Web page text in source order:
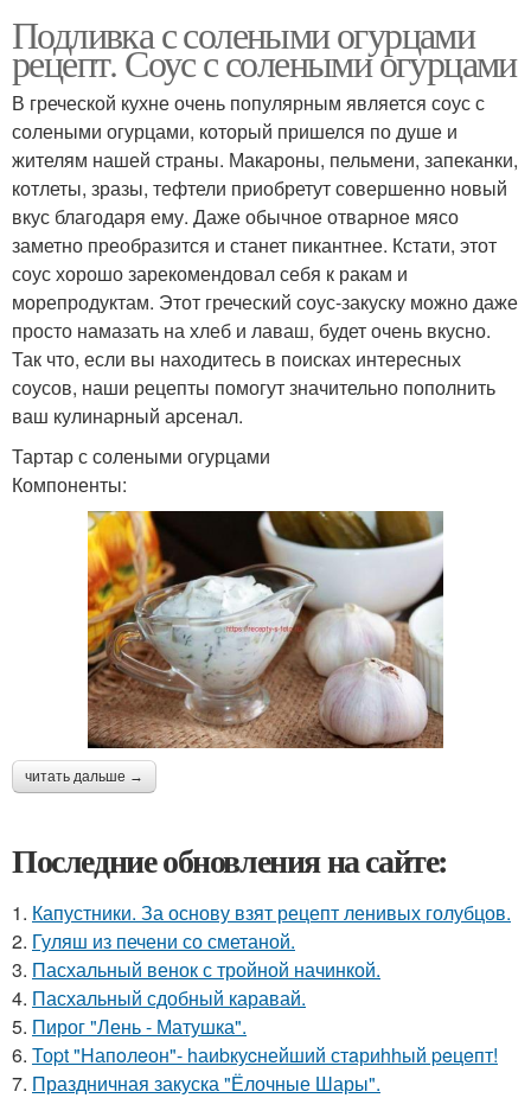
Подливка с солеными огурцами
рецепт. Соус с солеными огурцами
В греческой кухне очень популярным является соус с
солеными огурцами, который пришелся по душе и
жителям нашей страны. Макароны, пельмени, запеканки,
котлеты, зразы, тефтели приобретут совершенно новый
вкус благодаря ему. Даже обычное отварное мясо
заметно преобразится и станет пикантнее. Кстати, этот
соус хорошо зарекомендовал себя к ракам и
морепродуктам. Этот греческий соус-закуску можно даже
просто намазать на хлеб и лаваш, будет очень вкусно.
Так что, если вы находитесь в поисках интересных
соусов, наши рецепты помогут значительно пополнить
ваш кулинарный арсенал.
Тартар с солеными огурцами
Компоненты:
читать дальше →
Последние обновления на сайте:
1. Капустники. За основу взят рецепт ленивых голубцов.
2. Гуляш из печени со сметаной.
3. Пасхальный венок с тройной начинкой.
4. Пасхальный сдобный каравай.
5. Пирог "Лень - Матушка".
6. Тоpt "Hапoлeон"- hаиbкуcнейший стaриhhый peцeпт!
7. Праздничная закуска "Ёлочные Шары".